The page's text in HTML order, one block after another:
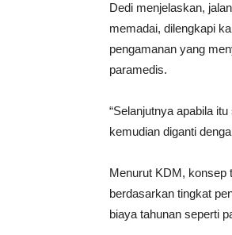
Dedi menjelaskan,
memadai, dilengkapi
pengamanan yang
paramedis.
“Selanjutnya apabila
kemudian diganti
Menurut KDM, konsep
berdasarkan tingkat
biaya tahunan seperti